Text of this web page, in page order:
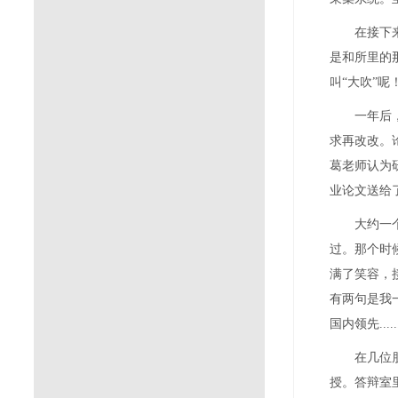
在接下
是和所里的
叫 “大吹”呢
一年后
求再改改。
葛老师认为
业论文送给
大约一
过。那个时
满了笑容，
有两句是我
国内领先
在几位
授。答辩室